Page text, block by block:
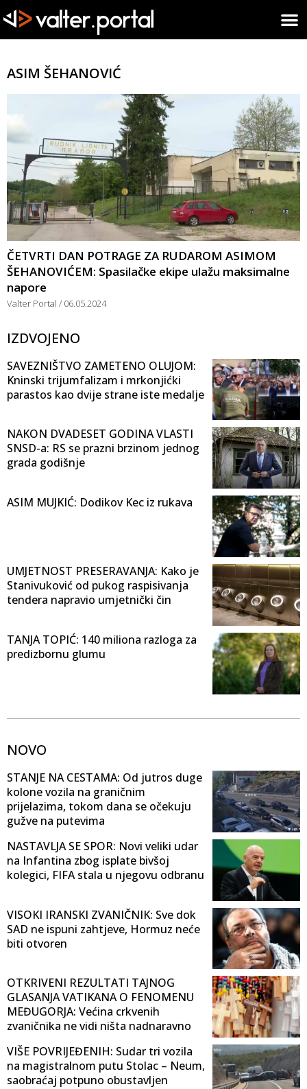
ASIM ŠEHANOVIĆ
ČETVRTI DAN POTRAGE ZA RUDAROM ASIMOM
ŠEHANOVIĆEM: Spasilačke ekipe ulažu maksimalne
napore
Valter Portal 06.05.2024
IZDVOJENO
SAVEZNIŠTVO ZAMETENO OLUJOM:
Kninski trijumfalizam i mrkonjićki
parastos kao dvije strane iste medalje
NAKON DVADESET GODINA VLASTI
SNSD-a: RS se prazni brzinom jednog
grada godišnje
ASIM MUJKIĆ: Dodikov Kec iz rukava
UMJETNOST PRESERAVANJA: Kako je
Stanivuković od pukog raspisivanja
tendera napravio umjetnički čin
TANJA TOPIĆ: 140 miliona razloga za
predizbornu glumu
NOVO
STANJE NA CESTAMA: Od jutros duge
kolone vozila na graničnim
prijelazima, tokom dana se očekuju
gužve na putevima
NASTAVLJA SE SPOR: Novi veliki udar
na Infantina zbog isplate bivšoj
kolegici, FIFA stala u njegovu odbranu
VISOKI IRANSKI ZVANIČNIK: Sve dok
SAD ne ispuni zahtjeve, Hormuz neće
biti otvoren
OTKRIVENI REZULTATI TAJNOG
GLASANJA VATIKANA O FENOMENU
MEĐUGORJA: Većina crkvenih
zvaničnika ne vidi ništa nadnaravno
VIŠE POVRIJEĐENIH: Sudar tri vozila
na magistralnom putu Stolac – Neum,
saobraćaj potpuno obustavljen